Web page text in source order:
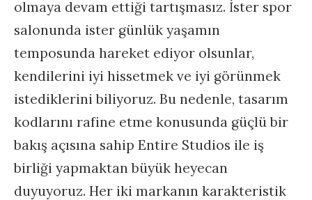
olmaya devam ettiği tartışmasız. İster spor
salonunda ister günlük yaşamın
temposunda hareket ediyor olsunlar,
kendilerini iyi hissetmek ve iyi görünmek
istediklerini biliyoruz. Bu nedenle, tasarım
kodlarını rafine etme konusunda güçlü bir
bakış açısına sahip Entire Studios ile iş
birliği yapmaktan büyük heyecan
duyuyoruz. Her iki markanın karakteristik